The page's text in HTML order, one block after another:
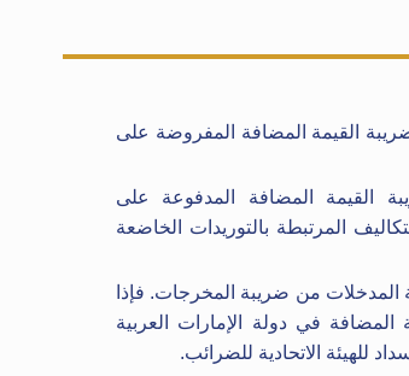
القيمة المضافة المفروضة على
القيمة المضافة المدفوعة على
المرتبطة بالتوريدات الخاضعة
المدخلات من ضريبة المخرجات. فإذا
المضافة في دولة الإمارات العربية
للهيئة الاتحادية للضرائب.